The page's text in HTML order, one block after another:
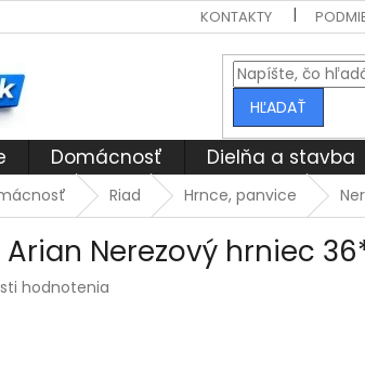
KONTAKTY
HĽADAŤ
Domácnosť Dielňa a stavba
Riad Hrnce, panvice
Nerezový hrniec
hodnotenia